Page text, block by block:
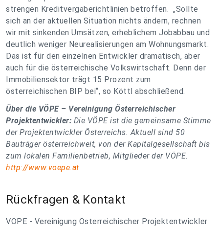
strengen Kreditvergaberichtlinien betroffen. „Sollte
sich an der aktuellen Situation nichts ändern, rechnen
wir mit sinkenden Umsätzen, erheblichem Jobabbau und
deutlich weniger Neurealisierungen am Wohnungsmarkt.
Das ist für den einzelnen Entwickler dramatisch, aber
auch für die österreichische Volkswirtschaft. Denn der
Immobiliensektor trägt 15 Prozent zum
österreichischen BIP bei“, so Köttl abschließend.
Über die VÖPE – Vereinigung Österreichischer
Projektentwickler: Die VÖPE ist die gemeinsame Stimme
der Projektentwickler Österreichs. Aktuell sind 50
Bauträger österreichweit, von der Kapitalgesellschaft bis
zum lokalen Familienbetrieb, Mitglieder der VÖPE.
http://www.voepe.at
Rückfragen & Kontakt
VÖPE - Vereinigung Österreichischer Projektentwickler